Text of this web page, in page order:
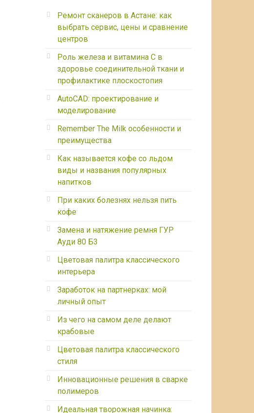
Ремонт сканеров в Астане: как
выбрать сервис, цены и сравнение
центров
Роль железа и витамина С в
здоровье соединительной ткани и
профилактике плоскостопия
AutoCAD: проектирование и
моделирование
Remember The Milk особенности и
преимущества
Как называется кофе со льдом
виды и названия популярных
напитков
При каких болезнях нельзя пить
кофе
Замена и натяжение ремня ГУР
Ауди 80 Б3
Цветовая палитра классического
интерьера
Заработок на партнерках: мой
личный опыт
Из чего на самом деле делают
крабовые
Цветовая палитра классического
стиля
Инновационные решения в сварке
полимеров
Идеальная творожная начинка: